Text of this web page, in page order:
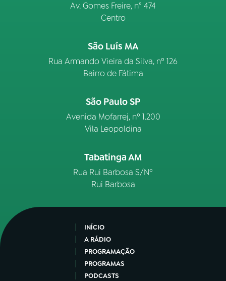
Av. Gomes Freire, n° 474
Centro
São Luís MA
Rua Armando Vieira da Silva, nº 126
Bairro de Fátima
São Paulo SP
Avenida Mofarrej, nº 1.200
Vila Leopoldina
Tabatinga AM
Rua Rui Barbosa S/Nº
Rui Barbosa
INÍCIO
A RÁDIO
PROGRAMAÇÃO
PROGRAMAS
PODCASTS